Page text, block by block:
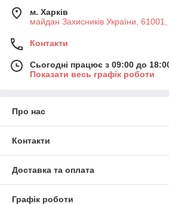
м. Харків
майдан Захисників України, 61001,
Контакти
Сьогодні працює з 09:00 до
Показати весь графік роботи
Про нас
Контакти
Доставка та оплата
Графік роботи